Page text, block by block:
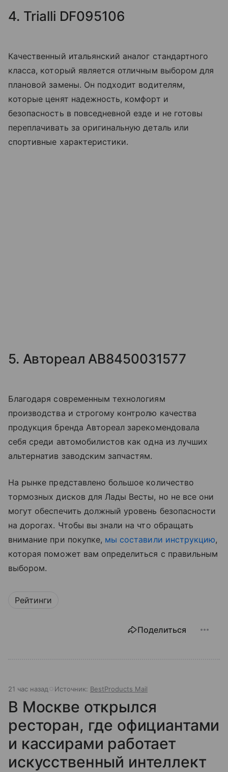
4. Trialli DF095106
Качественный итальянский аналог стандартного
класса, который является отличным выбором для
плановой замены. Он подходит водителям,
которые ценят надежность, комфорт и
безопасность в повседневной езде и не готовы
переплачивать за оригинальную деталь или
спортивные характеристики.
5. Автореал AB8450031577
Благодаря современным технологиям
производства и строгому контролю качества
продукция бренда Автореал зарекомендовала
себя среди автомобилистов как одна из лучших
альтернатив заводским запчастям.
На рынке представлено большое количество
тормозных дисков для Лады Весты, но не все они
могут обеспечить должный уровень безопасности
на дорогах. Чтобы вы знали на что обращать
внимание при покупке, мы составили инструкцию,
которая поможет вам определиться с правильным
выбором.
Рейтинги
Поделиться
21 час назад Источник: BestProducts Mail
В Москве открылся
ресторан, где официантами
и кассирами работает
искусственный интеллект